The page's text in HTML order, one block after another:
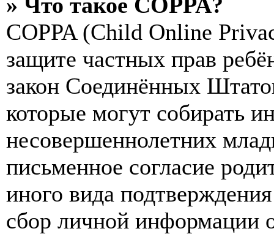
COPPA (Child Online
защите частных прав
закон Соединённых
которые могут собирать
несовершеннолетних
письменное согласие
иного вида
сбор личной информации